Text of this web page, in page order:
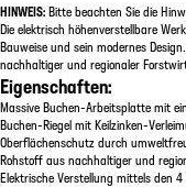
HINWEIS:Bitte beachten Sie die
Die elektrisch höhenverstellbare
Bauweise und sein modernes
nachhaltiger und regionaler
Eigenschaften:
Massive Buchen-Arbeitsplatte mit
Buchen-Riegel mit Keilzinken-
Oberflächenschutz durch
Rohstoff aus nachhaltiger und
Elektrische Verstellung mittels den